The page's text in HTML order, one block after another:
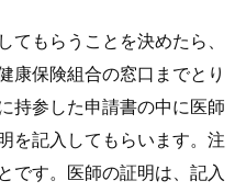
もらうことを決めたら、
康保険組合の窓口までとり
持参した申請書の中に医師
を記入してもらいます。注
です。医師の証明は、記入